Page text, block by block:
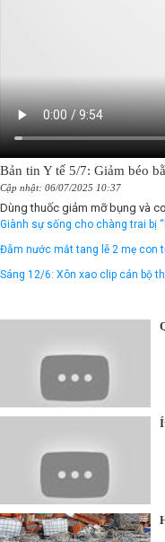
Bản tin Y tế 5/7: Giảm béo
Cập nhật: 06/07/2025 10:37
Dùng thuốc giảm mỡ bụng và
Giành sự sống cho chàng trai bị
Đẫm nước mắt tang lễ 2 mẹ con
Sáng 12/6: Xôn xao clip cán bộ